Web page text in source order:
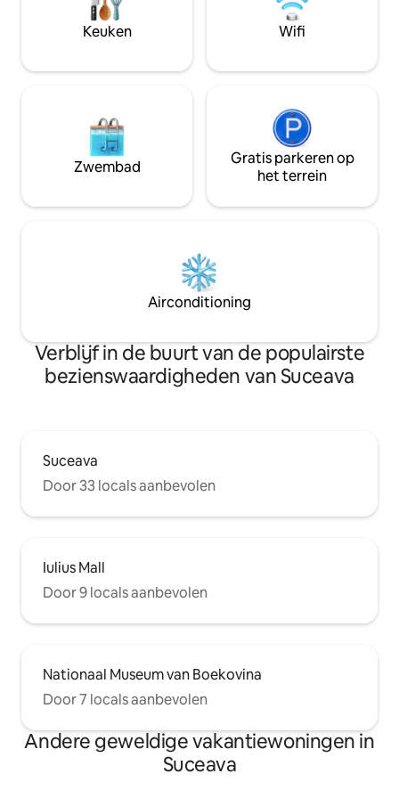
zakenreizen, ouders of studenten in
transit, stedentrips 🔹 Capaciteit:
maximaal 3 personen – ideaal voor
Nature, het
5 minuten lopen)
Keuken Wifi
Zwembad
Gratis parkeren op
het terrein
Airconditioning
Verblijf in de buurt van de populairste
bezienswaardigheden van Suceava
Suceava
Door 33 locals aanbevolen
Iulius Mall
Door 9 locals aanbevolen
Nationaal Museum van Boekovina
Door 7 locals aanbevolen
Andere geweldige vakantiewoningen in
Suceava